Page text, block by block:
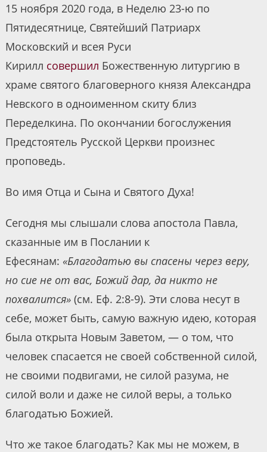
15 ноября 2020 года, в Неделю 23-ю по
Пятидесятнице, Святейший Патриарх
Московский и всея Руси
Кирилл совершил Божественную литургию в
храме святого благоверного князя Александра
Невского в одноименном скиту близ
Переделкина. По окончании богослужения
Предстоятель Русской Церкви произнес
проповедь.
Во имя Отца и Сына и Святого Духа!
Сегодня мы слышали слова апостола Павла,
сказанные им в Послании к
Ефесянам: «Благодатью вы спасены через веру,
но сие не от вас, Божий дар, да никто не
похвалится»(см. Еф. 2:8-9). Эти слова несут в
себе, может быть, самую важную идею, которая
была открыта Новым Заветом, — о том, что
человек спасается не своей собственной силой,
не своими подвигами, не силой разума, не
силой воли и даже не силой веры, а только
благодатью Божией.
Что же такое благодать? Как мы не можем, в